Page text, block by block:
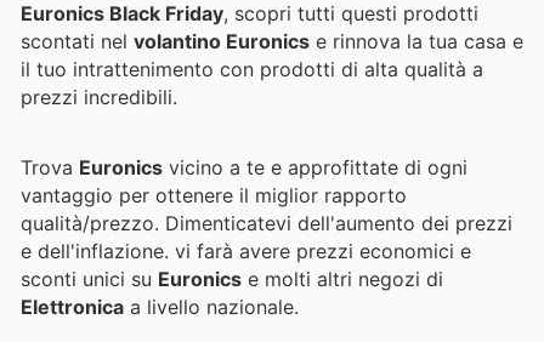
Euronics Black Friday, scopri tutti questi prodotti
scontati nel volantino Euronics e rinnova la tua casa e
il tuo intrattenimento con prodotti di alta qualità a
prezzi incredibili.
Trova Euronics vicino a te e approfittate di ogni
vantaggio per ottenere il miglior rapporto
qualità/prezzo. Dimenticatevi dell'aumento dei prezzi
e dell'inflazione. vi farà avere prezzi economici e
sconti unici su Euronics e molti altri negozi di
Elettronica a livello nazionale.